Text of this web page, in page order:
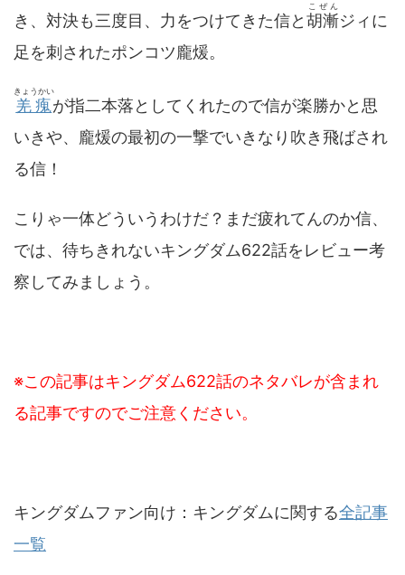
き、対決も三度目、力をつけてきた信と胡漸
こぜん
ジィに
足を刺されたポンコツ龐煖。
羌瘣
きょうかい
が指二本落としてくれたので信が楽勝かと思
いきや、龐煖の最初の一撃でいきなり吹き飛ばされ
る信！
こりゃ一体どういうわけだ？まだ疲れてんのか信、
では、待ちきれないキングダム622話をレビュー考
察してみましょう。
※この記事はキングダム622話のネタバレが含まれ
る記事ですのでご注意ください。
キングダムファン向け：キングダムに関する全記事
一覧